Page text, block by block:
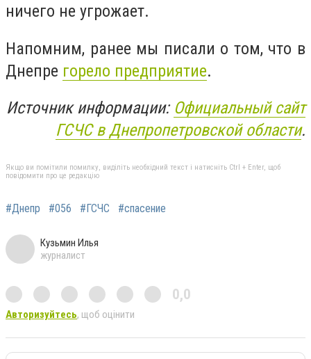
ничего не угрожает.
Напомним, ранее мы писали о том, что в
Днепре горело предприятие.
Источник информации: Официальный сайт
ГСЧС в Днепропетровской области.
Якщо ви помітили помилку, виділіть необхідний текст і натисніть Ctrl + Enter, щоб
повідомити про це редакцію
#Днепр #056 #ГСЧС #спасение
Кузьмин Илья
журналист
0,0
Авторизуйтесь, щоб оцінити